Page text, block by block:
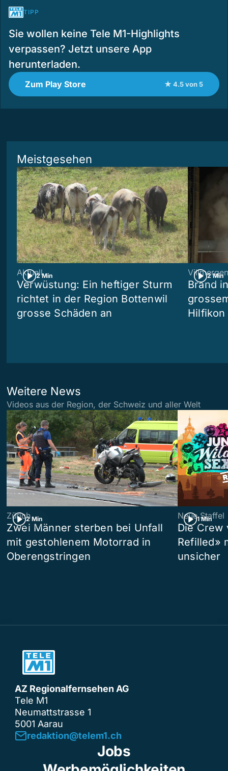
TIPP
Sie wollen keine Tele M1-Highlights
verpassen? Jetzt unsere App
herunterladen.
Zum Play Store ★ 4.5 von 5
Meistgesehen
2 Min
Aktuell
Verwüstung: Ein heftiger Sturm
richtet in der Region Bottenwil
grosse Schäden an
2 Min
Villmergen
Brand
Hilfikon
Weitere News
Videos aus der Region, der Schweiz und aller Welt
2 Min
Zürich
Zwei Männer sterben bei Unfall
mit gestohlenem Motorrad in
Oberengstringen
1 Min
Neue Staffel
Die Crew
Refilled»
unsicher
AZ Regionalfernsehen AG
Tele M1
Neumattstrasse 1
5001 Aarau
redaktion@telem1.ch
Jobs